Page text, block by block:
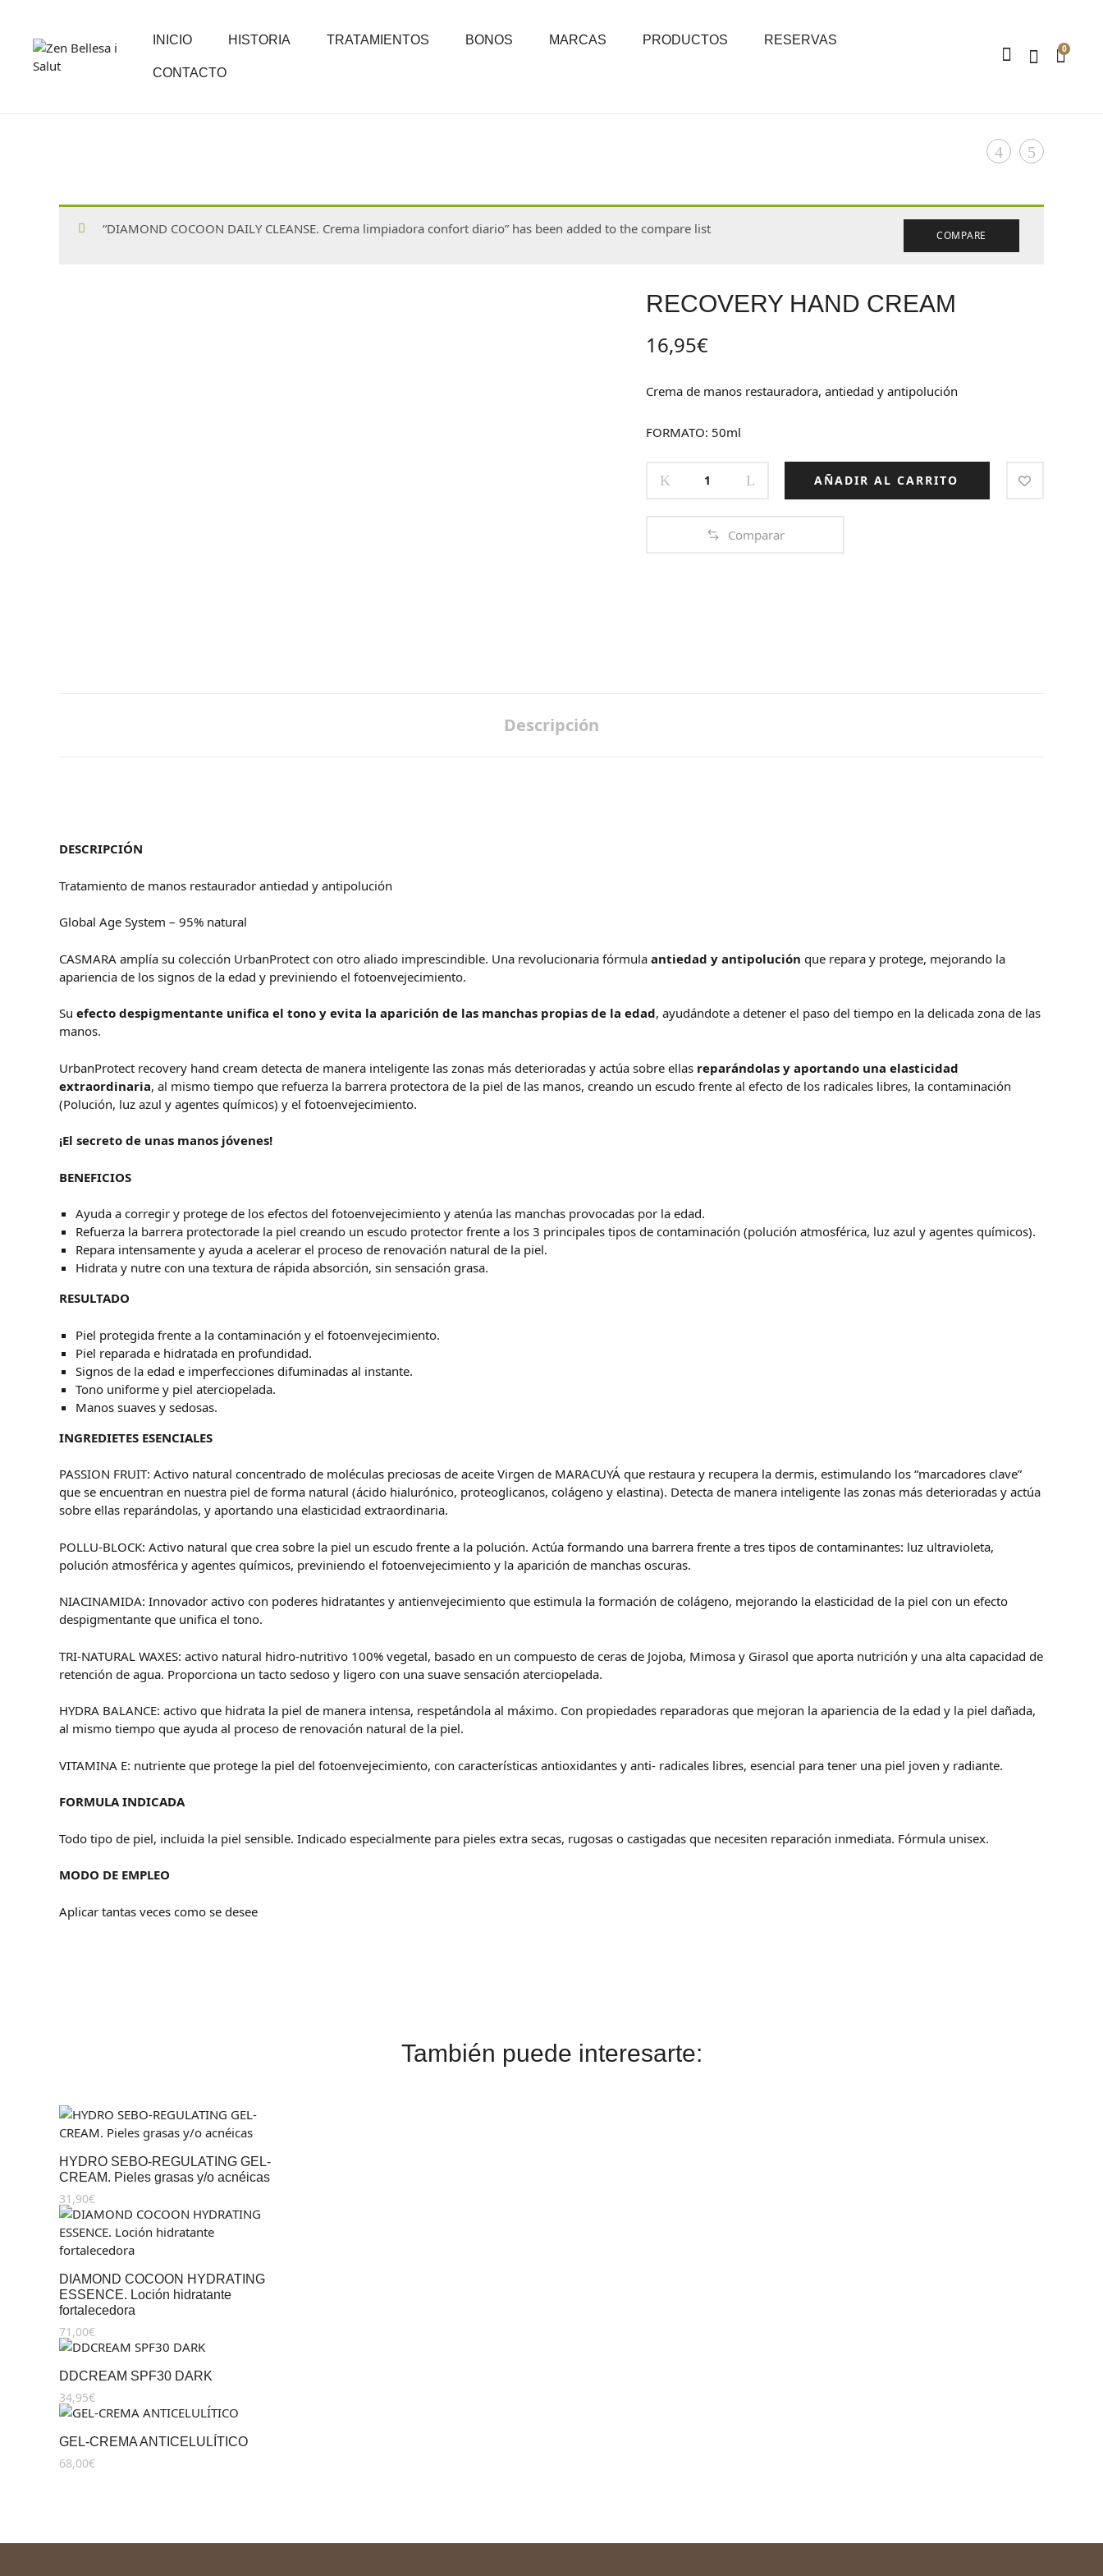
INICIO HISTORIA TRATAMIENTOS BONOS MARCAS PRODUCTOS RESERVAS
CONTACTO
0
Product
EYE
ANTI-
WRINKLE
MARINE
FRESH
COMPARE
“DIAMOND COCOON DAILY CLEANSE. Crema limpiadora confort diario” has been added to the compare list
RECOVERY HAND CREAM
16,95€
Crema de manos restauradora, antiedad y antipolución
FORMATO: 50ml
HAND
quantity
AÑADIR AL CARRITO
Comparar
Descripción
DESCRIPCIÓN
Tratamiento de manos restaurador antiedad y antipolución
Global Age System – 95% natural
CASMARA amplía su colección UrbanProtect con otro aliado imprescindible. Una revolucionaria fórmula antiedad y antipolución que repara y protege, mejorando la
apariencia de los signos de la edad y previniendo el fotoenvejecimiento.
Su efecto despigmentante unifica el tono y evita la aparición de las manchas propias de la edad, ayudándote a detener el paso del tiempo en la delicada zona de las
manos.
UrbanProtect recovery hand cream detecta de manera inteligente las zonas más deterioradas y actúa sobre ellas reparándolas y aportando una elasticidad
extraordinaria, al mismo tiempo que refuerza la barrera protectora de la piel de las manos, creando un escudo frente al efecto de los radicales libres, la contaminación
(Polución, luz azul y agentes químicos) y el fotoenvejecimiento.
¡El secreto de unas manos jóvenes!
BENEFICIOS
Ayuda a corregir y protege de los efectos del fotoenvejecimiento y atenúa las manchas provocadas por la edad.
Refuerza la barrera protectorade la piel creando un escudo protector frente a los 3 principales tipos de contaminación (polución atmosférica, luz azul y agentes químicos).
Repara intensamente y ayuda a acelerar el proceso de renovación natural de la piel.
Hidrata y nutre con una textura de rápida absorción, sin sensación grasa.
RESULTADO
Piel protegida frente a la contaminación y el fotoenvejecimiento.
Piel reparada e hidratada en profundidad.
Signos de la edad e imperfecciones difuminadas al instante.
Tono uniforme y piel aterciopelada.
Manos suaves y sedosas.
INGREDIETES ESENCIALES
PASSION FRUIT: Activo natural concentrado de moléculas preciosas de aceite Virgen de MARACUYÁ que restaura y recupera la dermis, estimulando los “marcadores clave”
que se encuentran en nuestra piel de forma natural (ácido hialurónico, proteoglicanos, colágeno y elastina). Detecta de manera inteligente las zonas más deterioradas y actúa
sobre ellas reparándolas, y aportando una elasticidad extraordinaria.
POLLU-BLOCK: Activo natural que crea sobre la piel un escudo frente a la polución. Actúa formando una barrera frente a tres tipos de contaminantes: luz ultravioleta,
polución atmosférica y agentes químicos, previniendo el fotoenvejecimiento y la aparición de manchas oscuras.
NIACINAMIDA: Innovador activo con poderes hidratantes y antienvejecimiento que estimula la formación de colágeno, mejorando la elasticidad de la piel con un efecto
despigmentante que unifica el tono.
TRI-NATURAL WAXES: activo natural hidro-nutritivo 100% vegetal, basado en un compuesto de ceras de Jojoba, Mimosa y Girasol que aporta nutrición y una alta capacidad de
retención de agua. Proporciona un tacto sedoso y ligero con una suave sensación aterciopelada.
HYDRA BALANCE: activo que hidrata la piel de manera intensa, respetándola al máximo. Con propiedades reparadoras que mejoran la apariencia de la edad y la piel dañada,
al mismo tiempo que ayuda al proceso de renovación natural de la piel.
VITAMINA E: nutriente que protege la piel del fotoenvejecimiento, con características antioxidantes y anti- radicales libres, esencial para tener una piel joven y radiante.
FORMULA INDICADA
Todo tipo de piel, incluida la piel sensible. Indicado especialmente para pieles extra secas, rugosas o castigadas que necesiten reparación inmediata. Fórmula unisex.
MODO DE EMPLEO
Aplicar tantas veces como se desee
También puede interesarte:
HYDRO SEBO-REGULATING GEL-
CREAM. Pieles grasas y/o acnéicas
31,90€
DIAMOND COCOON HYDRATING
ESSENCE. Loción hidratante
fortalecedora
71,00€
DDCREAM SPF30 DARK
34,95€
GEL-CREMA ANTICELULÍTICO
68,00€